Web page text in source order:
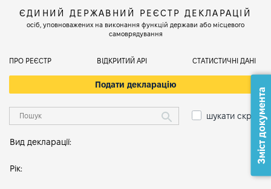
ЄДИНИЙ ДЕРЖАВНИЙ РЕЄСТР ДЕКЛАРАЦІЙ
осіб, уповноважених на виконання функцій держави або місцевого
самоврядування
ПРО РЕЄСТР ВІДКРИТИЙ АРІ СТАТИСТИЧНІ ДАНІ
Подати декларацію
шукати скрізь
Вид декларації:
Рік:
Зміст документа